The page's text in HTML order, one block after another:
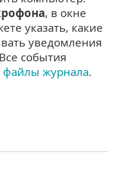
, в окне
указать, какие
уведомления
события
файлы журнала.